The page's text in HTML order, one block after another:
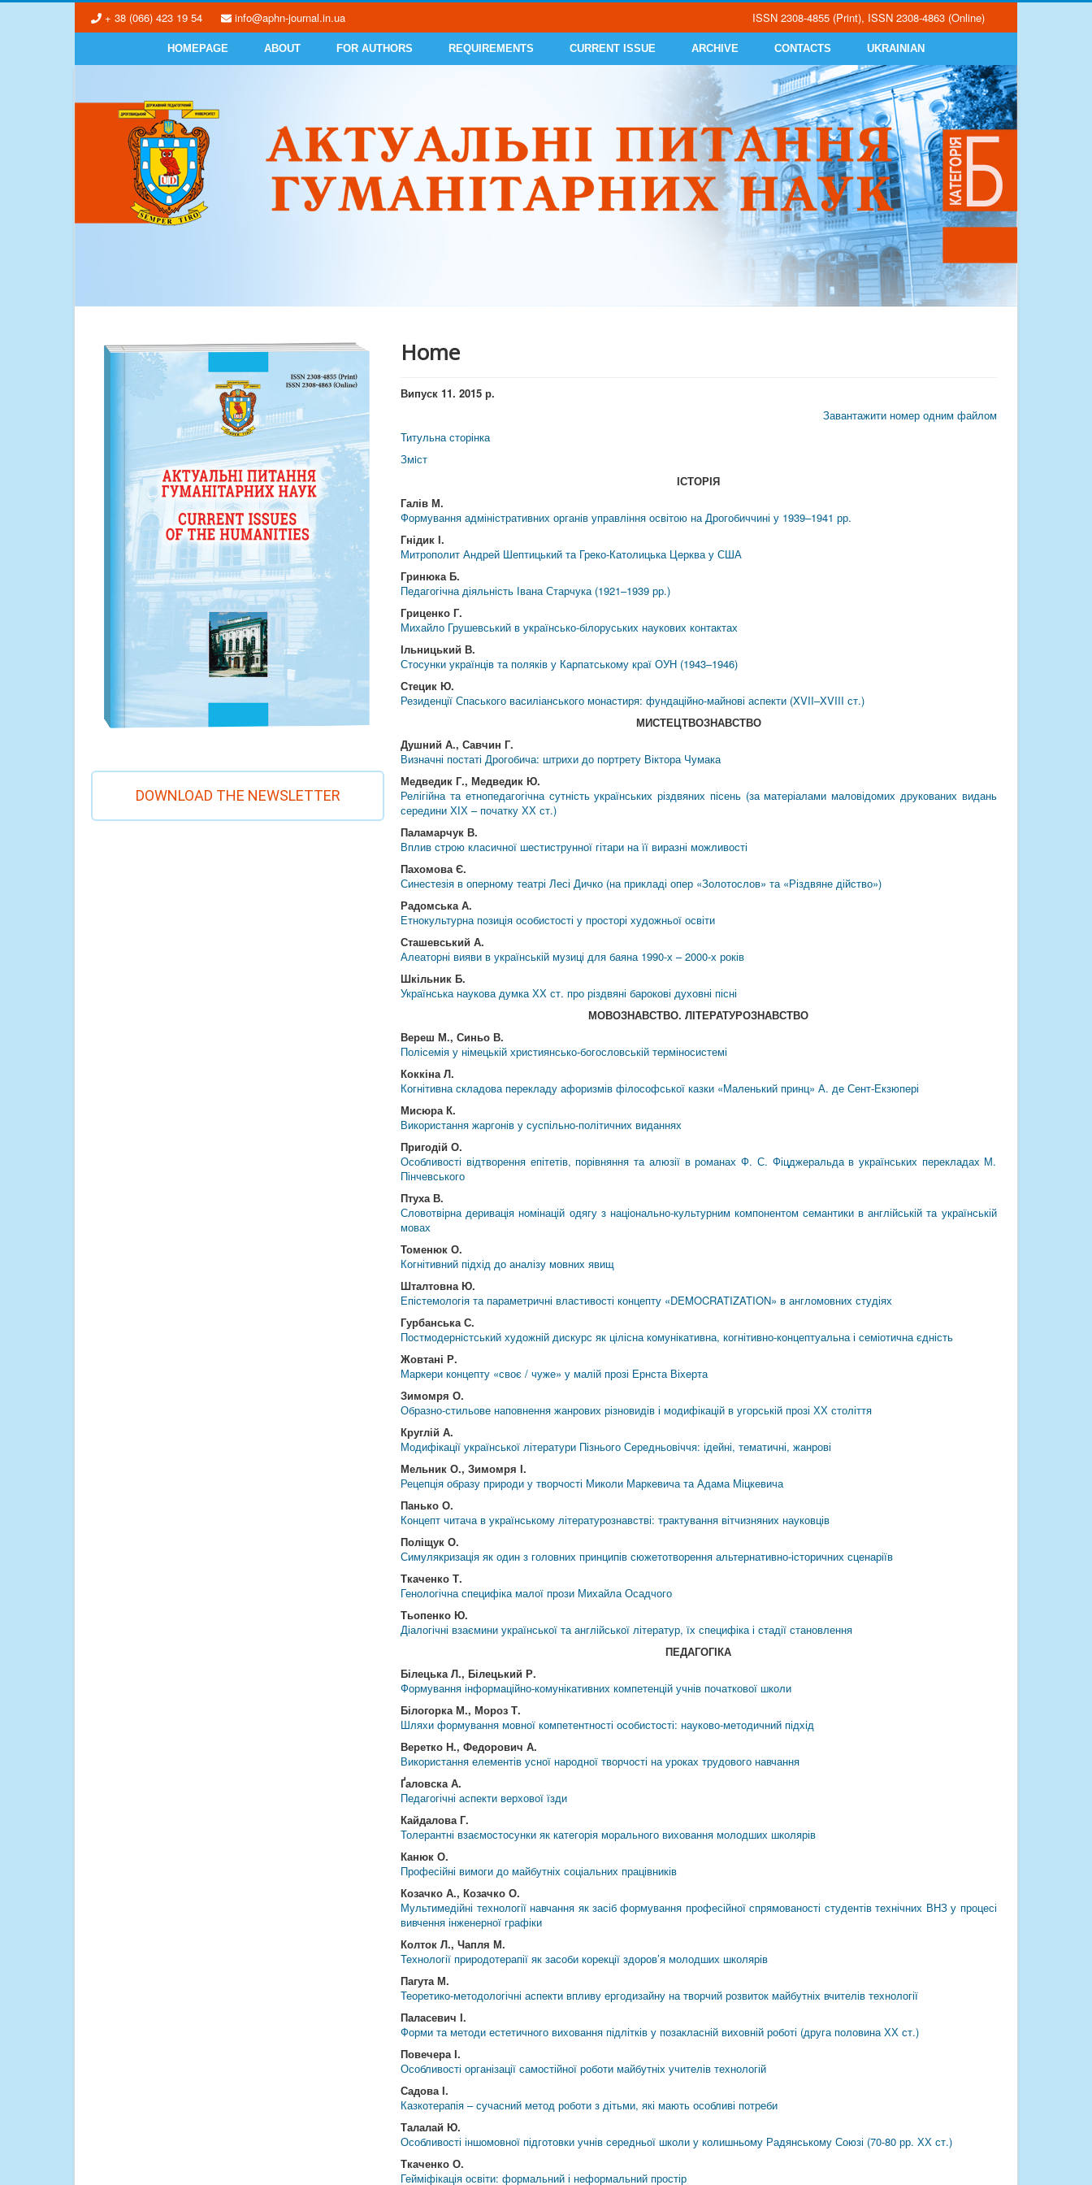
+ 38 (066) 423 19 54 info@aphn-journal.in.ua ISSN 2308-4855 (Print), ISSN 2308-4863 (Online)
HOMEPAGE ABOUT FOR AUTHORS REQUIREMENTS CURRENT ISSUE ARCHIVE CONTACTS UKRAINIAN
DOWNLOAD THE NEWSLETTER
Home
Випуск 11. 2015 р.
Завантажити номер одним файлом
Титульна сторінка
Змiст
ІСТОРІЯ
Галів М.
Формування адміністративних органів управління освітою на Дрогобиччині у 1939–1941 рр.
Гнідик І.
Митрополит Андрей Шептицький та Греко-Католицька Церква у США
Гринюка Б.
Педагогічна діяльність Івана Старчука (1921–1939 рр.)
Гриценко Г.
Михайло Грушевський в українсько-білоруських наукових контактах
Ільницький В.
Стосунки українців та поляків у Карпатському краї ОУН (1943–1946)
Стецик Ю.
Резиденції Спаського василіанського монастиря: фундаційно-майнові аспекти (XVII–XVIII ст.)
МИСТЕЦТВОЗНАВСТВО
Душний А., Савчин Г.
Визначні постаті Дрогобича: штрихи до портрету Віктора Чумака
Медведик Г., Медведик Ю.
Релігійна та етнопедагогічна сутність українських різдвяних пісень (за матеріалами маловідомих друкованих видань
середини ХІХ – початку ХХ ст.)
Паламарчук В.
Вплив строю класичної шестиструнної гітари на її виразні можливості
Пахомова Є.
Синестезія в оперному театрі Лесі Дичко (на прикладі опер «Золотослов» та «Різдвяне дійство»)
Радомська А.
Етнокультурна позиція особистості у просторі художньої освіти
Сташевський А.
Алеаторні вияви в українській музиці для баяна 1990-х – 2000-х років
Шкільник Б.
Українська наукова думка ХХ ст. про різдвяні барокові духовні пісні
МОВОЗНАВСТВО. ЛІТЕРАТУРОЗНАВСТВО
Вереш М., Синьо В.
Полісемія у німецькій християнсько-богословській терміносистемі
Коккіна Л.
Когнітивна складова перекладу афоризмів філософської казки «Маленький принц» А. де Сент-Екзюпері
Мисюра К.
Використання жаргонів у суспільно-політичних виданнях
Пригодій О.
Особливості відтворення епітетів, порівняння та алюзії в романах Ф. С. Фіцджеральда в українських перекладах М.
Пінчевського
Птуха В.
Словотвірна деривація номінацій одягу з національно-культурним компонентом семантики в англійській та українській
мовах
Томенюк О.
Когнітивний підхід до аналізу мовних явищ
Шталтовна Ю.
Епістемологія та параметричні властивості концепту «DEMOCRATIZATION» в англомовних студіях
Гурбанська С.
Постмодерністський художній дискурс як цілісна комунікативна, когнітивно-концептуальна і семіотична єдність
Жовтані Р.
Маркери концепту «своє / чуже» у малій прозі Ернста Віхерта
Зимомря О.
Образно-стильове наповнення жанрових різновидів і модифікацій в угорській прозі ХХ століття
Круглій А.
Модифікації української літератури Пізнього Середньовіччя: ідейні, тематичні, жанрові
Мельник О., Зимомря І.
Рецепція образу природи у творчості Миколи Маркевича та Адама Міцкевича
Панько О.
Концепт читача в українському літературознавстві: трактування вітчизняних науковців
Поліщук О.
Симулякризація як один з головних принципів сюжетотворення альтернативно-історичних сценаріїв
Ткаченко Т.
Генологічна специфіка малої прози Михайла Осадчого
Тьопенко Ю.
Діалогічні взаємини української та англійської літератур, їх специфіка і стадії становлення
ПЕДАГОГІКА
Білецька Л., Білецький Р.
Формування інформаційно-комунікативних компетенцій учнів початкової школи
Білогорка М., Мороз Т.
Шляхи формування мовної компетентності особистості: науково-методичний підхід
Веретко Н., Федорович А.
Використання елементів усної народної творчості на уроках трудового навчання
Ґаловска А.
Педагогічні аспекти верхової їзди
Кайдалова Г.
Толерантні взаємостосунки як категорія морального виховання молодших школярів
Канюк О.
Професійні вимоги до майбутніх соціальних працівників
Козачко А., Козачко О.
Мультимедійні технології навчання як засіб формування професійної спрямованості студентів технічних ВНЗ у процесі
вивчення інженерної графіки
Колток Л., Чапля М.
Технології природотерапії як засоби корекції здоров’я молодших школярів
Пагута М.
Теоретико-методологічні аспекти впливу ергодизайну на творчий розвиток майбутніх вчителів технології
Паласевич І.
Форми та методи естетичного виховання підлітків у позакласній виховній роботі (друга половина ХХ ст.)
Повечера І.
Особливості організації самостійної роботи майбутніх учителів технологій
Садова І.
Казкотерапія – сучасний метод роботи з дітьми, які мають особливі потреби
Талалай Ю.
Особливості іншомовної підготовки учнів середньої школи у колишньому Радянському Союзі (70-80 рр. ХХ ст.)
Ткаченко О.
Гейміфікація освіти: формальний і неформальний простір